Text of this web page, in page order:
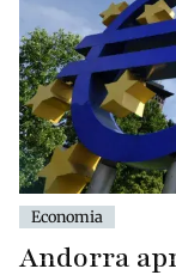
Economia
Andorra